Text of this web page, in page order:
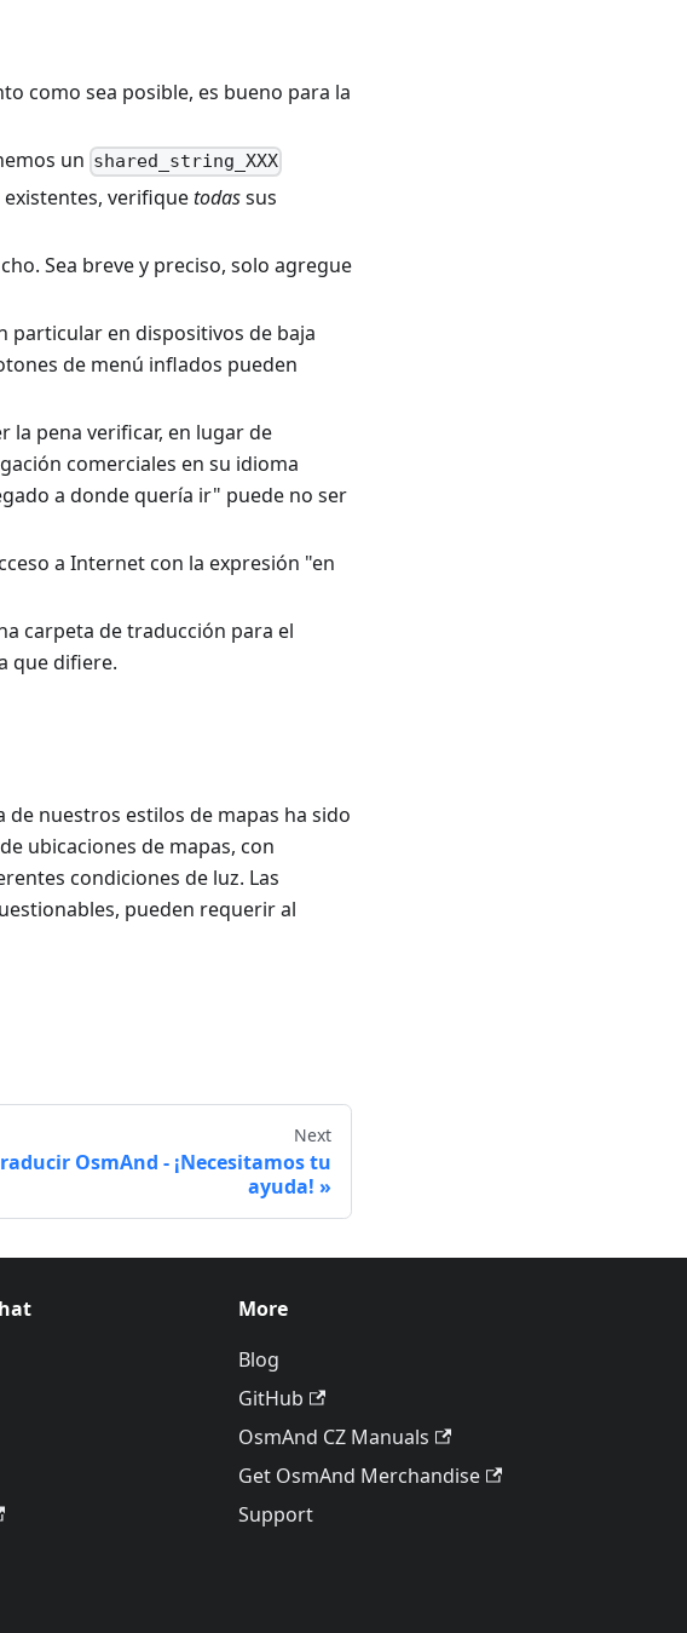
como sea posible, es bueno para la
un shared_string_XXX
existentes, verifiquetodassus
Sea breve y preciso, solo agregue
particular en dispositivos de baja
de menú inflados pueden
la pena verificar, en lugar de
comerciales en su idioma
a donde quería ir" puede no ser
a Internet con la expresión "en
carpeta de traducción para el
que difiere.
nuestros estilos de mapas ha sido
ubicaciones de mapas, con
condiciones de luz. Las
pueden requerir al
Next
OsmAnd - ¡Necesitamos tu
ayuda!
More
Blog
GitHub
OsmAnd CZ Manuals
Get OsmAnd Merchandise
Support